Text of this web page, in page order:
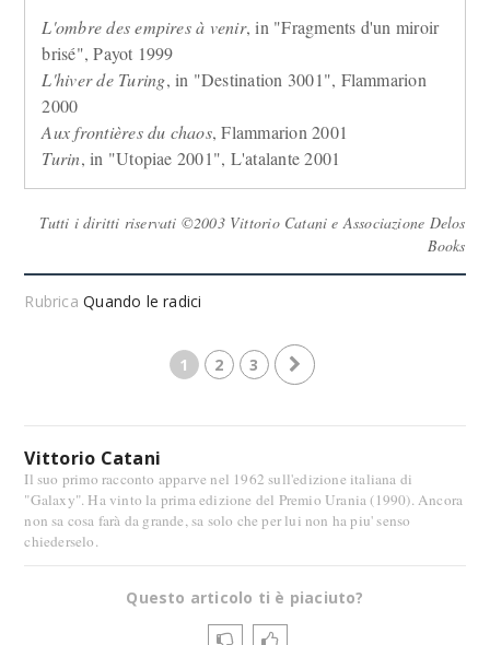
L'ombre des empires à venir, in "Fragments d'un miroir
brisé", Payot 1999
L'hiver de Turing, in "Destination 3001", Flammarion
2000
Aux frontières du chaos, Flammarion 2001
Turin, in "Utopiae 2001", L'atalante 2001
Tutti i diritti riservati ©2003 Vittorio Catani e Associazione Delos
Books
RubricaQuando le radici
1 2 3
Vittorio Catani
Il suo primo racconto apparve nel 1962 sull'edizione italiana di
"Galaxy". Ha vinto la prima edizione del Premio Urania (1990). Ancora
non sa cosa farà da grande, sa solo che per lui non ha piu' senso
chiederselo.
Questo articolo ti è piaciuto?